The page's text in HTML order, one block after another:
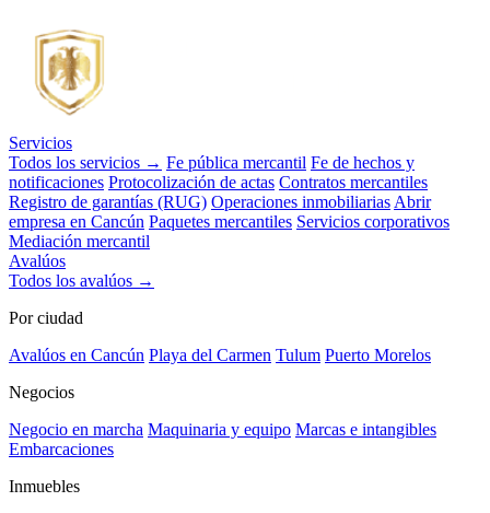
Servicios
Todos los servicios → Fe pública mercantil Fe de hechos y
notificaciones Protocolización de actas Contratos mercantiles
Registro de garantías (RUG) Operaciones inmobiliarias Abrir
empresa en Cancún Paquetes mercantiles Servicios corporativos
Mediación mercantil
Avalúos
Todos los avalúos →
Por ciudad
Avalúos en Cancún Playa del Carmen Tulum Puerto Morelos
Negocios
Negocio en marcha Maquinaria y equipo Marcas e intangibles
Embarcaciones
Inmuebles